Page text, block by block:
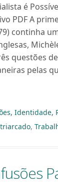
é
PDF A
continha
questões
pelas
Identidade,
,